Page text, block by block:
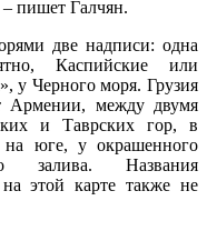
пишет Галчян.
две надписи: одна
Каспийские или
у Черного моря. Грузия
Армении, между двумя
и Таврских гор, в
юге, у окрашенного
залива. Названия
этой карте также не